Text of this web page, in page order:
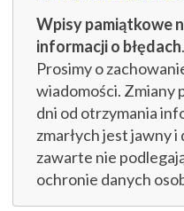
Wpisy pamiątkowe
informacji o błędach.
Prosimy o
wiadomości. Zmiany
dni od otrzymania
zmarłych jest jawny
zawarte nie
ochronie danych